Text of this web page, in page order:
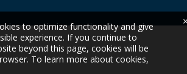
to optimize functionality and give
experience. If you continue to
beyond this page, cookies will be
To learn more about cookies,